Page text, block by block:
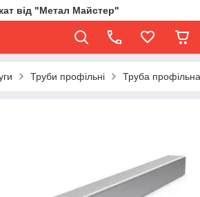
від "Метал Майстер"
Труби профільні Труба